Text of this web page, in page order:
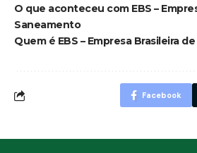
O que aconteceu com EBS –
Saneamento
Quem é EBS – Empresa Brasileira
Facebook